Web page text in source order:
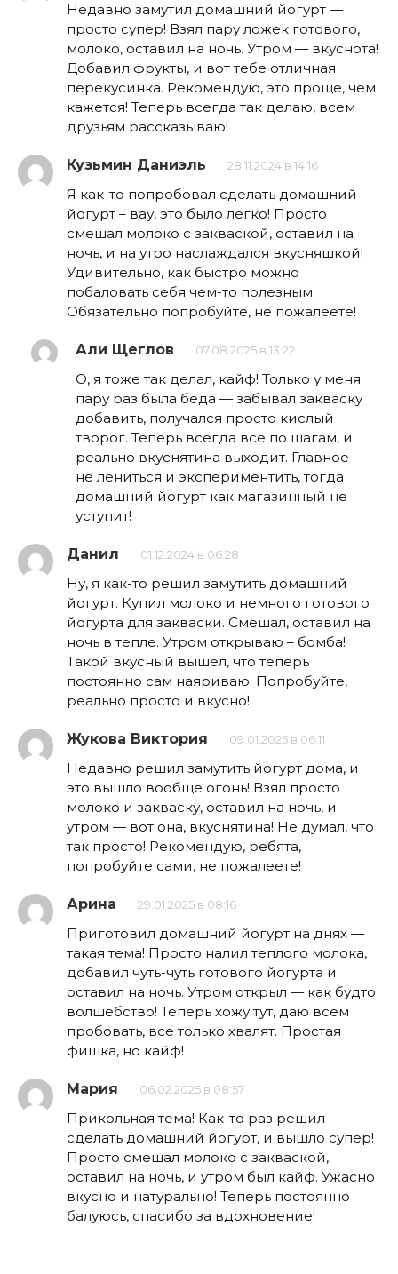
Недавно замутил домашний йогурт —
просто супер! Взял пару ложек готового,
молоко, оставил на ночь. Утром — вкуснота!
Добавил фрукты, и вот тебе отличная
перекусинка. Рекомендую, это проще, чем
кажется! Теперь всегда так делаю, всем
друзьям рассказываю!
Кузьмин Даниэль 28.11.2024 в 14:16
Я как-то попробовал сделать домашний
йогурт – вау, это было легко! Просто
смешал молоко с закваской, оставил на
ночь, и на утро наслаждался вкусняшкой!
Удивительно, как быстро можно
побаловать себя чем-то полезным.
Обязательно попробуйте, не пожалеете!
Али Щеглов 07.08.2025 в 13:22
О, я тоже так делал, кайф! Только у меня
пару раз была беда — забывал закваску
добавить, получался просто кислый
творог. Теперь всегда все по шагам, и
реально вкуснятина выходит. Главное —
не лениться и экспериментить, тогда
домашний йогурт как магазинный не
уступит!
Данил 01.12.2024 в 06:28
Ну, я как-то решил замутить домашний
йогурт. Купил молоко и немного готового
йогурта для закваски. Смешал, оставил на
ночь в тепле. Утром открываю – бомба!
Такой вкусный вышел, что теперь
постоянно сам наяриваю. Попробуйте,
реально просто и вкусно!
Жукова Виктория 09.01.2025 в 06:11
Недавно решил замутить йогурт дома, и
это вышло вообще огонь! Взял просто
молоко и закваску, оставил на ночь, и
утром — вот она, вкуснятина! Не думал, что
так просто! Рекомендую, ребята,
попробуйте сами, не пожалеете!
Арина 29.01.2025 в 08:16
Приготовил домашний йогурт на днях —
такая тема! Просто налил теплого молока,
добавил чуть-чуть готового йогурта и
оставил на ночь. Утром открыл — как будто
волшебство! Теперь хожу тут, даю всем
пробовать, все только хвалят. Простая
фишка, но кайф!
Мария 06.02.2025 в 08:57
Прикольная тема! Как-то раз решил
сделать домашний йогурт, и вышло супер!
Просто смешал молоко с закваской,
оставил на ночь, и утром был кайф. Ужасно
вкусно и натурально! Теперь постоянно
балуюсь, спасибо за вдохновение!